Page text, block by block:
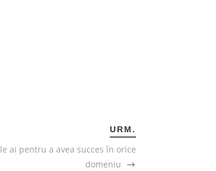
URM.
ai pentru a avea succes în orice
domeniu